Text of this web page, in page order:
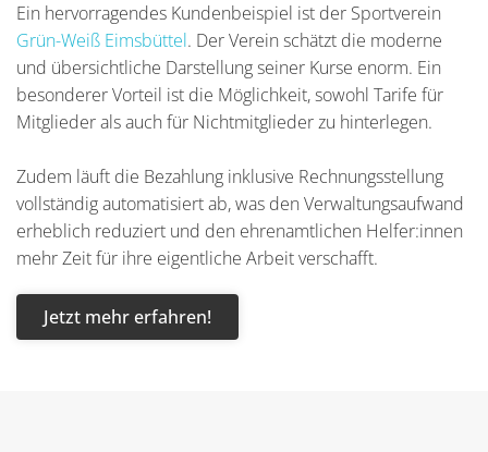
Ein hervorragendes Kundenbeispiel ist der Sportverein
Grün-Weiß Eimsbüttel. Der Verein schätzt die moderne
und übersichtliche Darstellung seiner Kurse enorm. Ein
besonderer Vorteil ist die Möglichkeit, sowohl Tarife für
Mitglieder als auch für Nichtmitglieder zu hinterlegen.
Zudem läuft die Bezahlung inklusive Rechnungsstellung
vollständig automatisiert ab, was den Verwaltungsaufwand
erheblich reduziert und den ehrenamtlichen Helfer:innen
mehr Zeit für ihre eigentliche Arbeit verschafft.
Jetzt mehr erfahren!